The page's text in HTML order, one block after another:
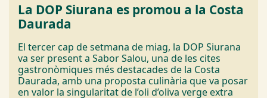
La DOP Siurana es promou a la Costa
Daurada
El tercer cap de setmana de miag, la DOP Siurana
va ser present a Sabor Salou, una de les cites
gastronòmiques més destacades de la Costa
Daurada, amb una proposta culinària que va posar
en valor la singularitat de l’oli d’oliva verge extra